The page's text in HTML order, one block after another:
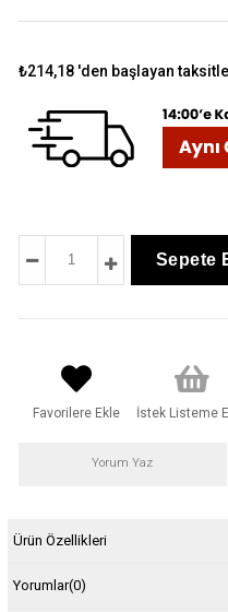
₺214,18 'den başlayan
Favorilere Ekle İstek Listeme
Yorum Yaz
Ürün Özellikleri
Yorumlar(0)